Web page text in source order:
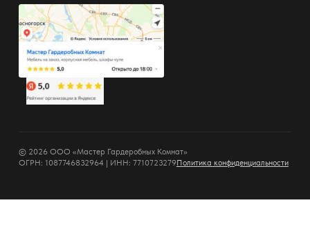
© 2026 ООО «Мастер Гардеробных Комнат»
ОГРН: 1087746832964 | ИНН: 7710723279Политика конфиденциальности